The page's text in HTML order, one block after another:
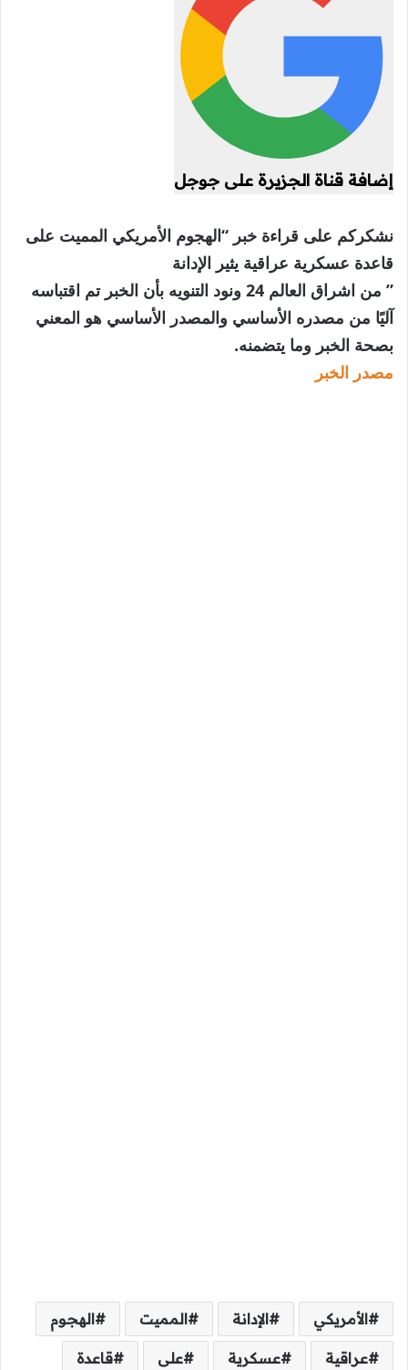
إضافة قناة الجزيرة على جوجل
نشكركم على قراءة خبر “الهجوم الأمريكي المميت على
قاعدة عسكرية عراقية يثير الإدانة
” من اشراق العالم 24 ونود التنويه بأن الخبر تم اقتباسه
آليًا من مصدره الأساسي والمصدر الأساسي هو المعني
بصحة الخبر وما يتضمنه.
مصدر الخبر
الأمريكي الإدانة المميت الهجوم
عراقية عسكرية على قاعدة